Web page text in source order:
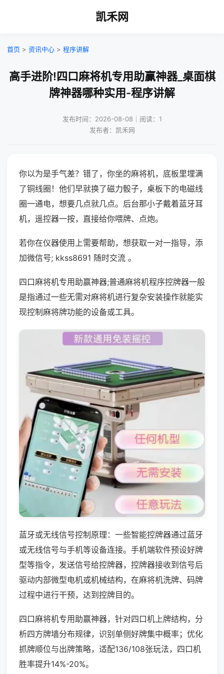
凯禾网
首页 > 资讯中心 > 程序讲解
高手进阶!四口麻将机专用助赢神器_桌面棋
牌神器哪种实用-程序讲解
发布时间：2026-08-08｜阅读：1
发布者：凯禾网
你以为是手气差？错了，你坐的麻将机，底板里埋满
了铜线圈！他们早就换了磁力骰子，桌板下的电磁线
圈一通电，想要几点就几点。后台那小子戴着蓝牙耳
机，遥控器一按，直接给你喂牌、点炮。
若你在仪器使用上需要帮助，想获取一对一指导，添
加微信号; kkss8691 随时交流 。
四口麻将机专用助赢神器;普通麻将机程序控牌器一般
是指通过一些无需对麻将机进行复杂安装操作就能实
现控制麻将牌功能的设备或工具。
蓝牙或无线信号控制原理：一些智能控牌器通过蓝牙
或无线信号与手机等设备连接。手机端软件预设好牌
型等指令，发送信号给控牌器，控牌器接收到信号后
驱动内部微型电机或机械结构，在麻将机洗牌、码牌
过程中进行干预，达到控牌目的。
四口麻将机专用助赢神器，针对四口机上牌结构，分
析四方牌墙分布规律，识别单侧好牌集中概率；优化
抓牌顺位与出牌策略，适配136/108张玩法，四口机
胜率提升14%-20%。